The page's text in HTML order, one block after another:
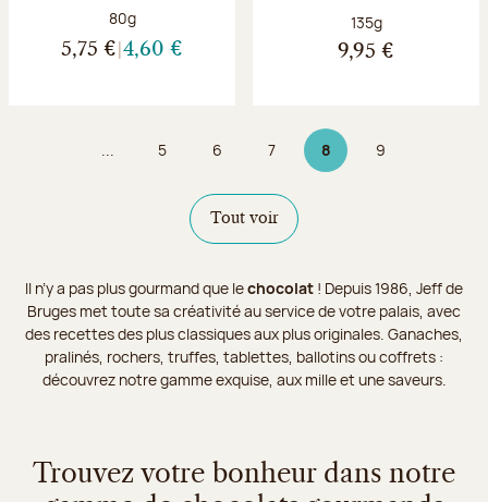
Poids net :
80g
5,75 € 4,60 €
Poids net :
135g
9,95 €
... Page
5 Page
6 Page
7 8Page 8 sur 9
Page
9
Tout voir
Il n’y a pas plus gourmand que lechocolat ! Depuis 1986, Jeff de
Bruges met toute sa créativité au service de votre palais, avec
des recettes des plus classiques aux plus originales. Ganaches,
pralinés, rochers, truffes, tablettes, ballotins ou coffrets :
découvrez notre gamme exquise, aux mille et une saveurs.
Trouvez votre bonheur dans notre